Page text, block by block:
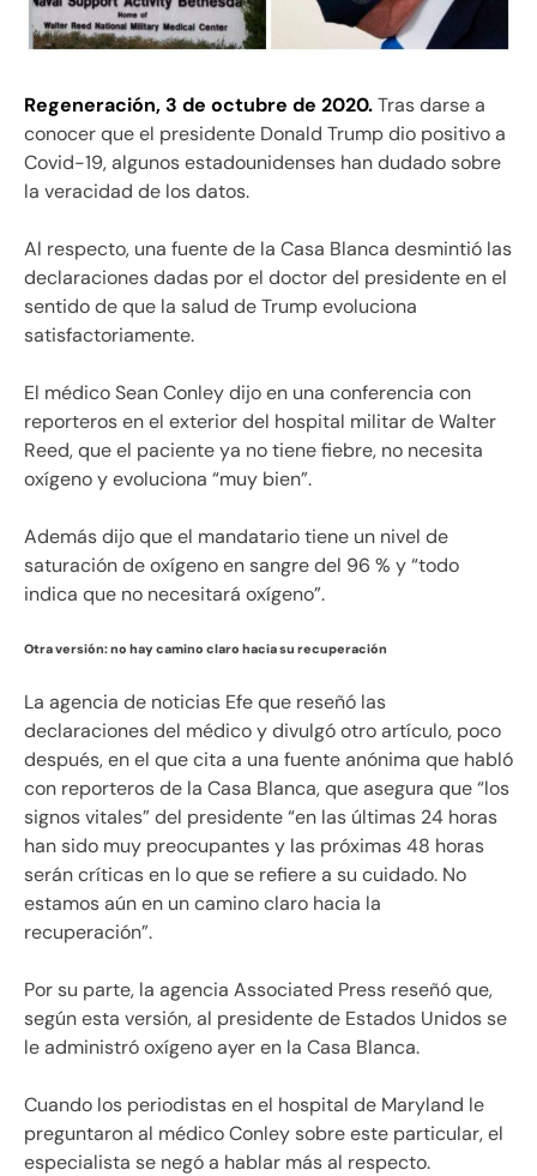
Regeneración, 3 de octubre de 2020.Tras darse a
conocer que el presidente Donald Trump dio positivo a
Covid-19, algunos estadounidenses han dudado sobre
la veracidad de los datos.
Al respecto, una fuente de la Casa Blanca desmintió las
declaraciones dadas por el doctor del presidente en el
sentido de que la salud de Trump evoluciona
satisfactoriamente.
El médico Sean Conley dijo en una conferencia con
reporteros en el exterior del hospital militar de Walter
Reed, que el paciente ya no tiene fiebre, no necesita
oxígeno y evoluciona “muy bien”.
Además dijo que el mandatario tiene un nivel de
saturación de oxígeno en sangre del 96 % y “todo
indica que no necesitará oxígeno”.
Otra versión: no hay camino claro hacia su recuperación
La agencia de noticias Efe que reseñó las
declaraciones del médico y divulgó otro artículo, poco
después, en el que cita a una fuente anónima que habló
con reporteros de la Casa Blanca, que asegura que “los
signos vitales” del presidente “en las últimas 24 horas
han sido muy preocupantes y las próximas 48 horas
serán críticas en lo que se refiere a su cuidado. No
estamos aún en un camino claro hacia la
recuperación”.
Por su parte, la agencia Associated Press reseñó que,
según esta versión, al presidente de Estados Unidos se
le administró oxígeno ayer en la Casa Blanca.
Cuando los periodistas en el hospital de Maryland le
preguntaron al médico Conley sobre este particular, el
especialista se negó a hablar más al respecto.